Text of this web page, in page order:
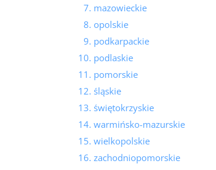
mazowieckie
opolskie
podkarpackie
podlaskie
pomorskie
śląskie
świętokrzyskie
warmińsko-mazurskie
wielkopolskie
zachodniopomorskie